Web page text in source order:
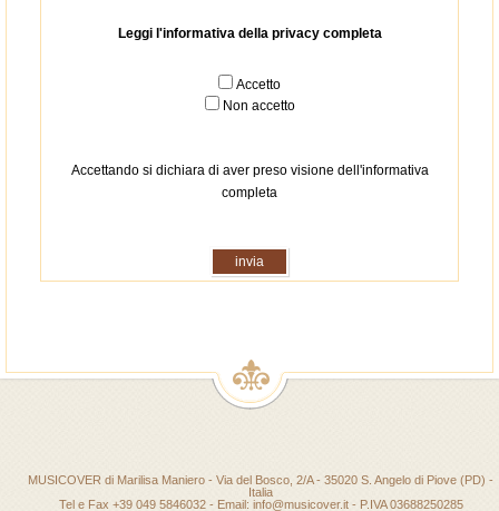
Leggi l'informativa della privacy completa
Accetto
Non accetto
Accettando si dichiara di aver preso visione dell'informativa
completa
MUSICOVER di Marilisa Maniero - Via del Bosco, 2/A - 35020 S. Angelo di Piove (PD) -
Italia
Tel e Fax +39 049 5846032 - Email: info@musicover.it - P.IVA 03688250285